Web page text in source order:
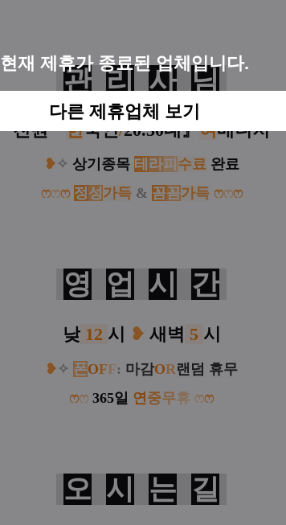
현재 제휴가 종료된 업체입니다.
다른 제휴업체 보기
관 리 사 님
전원『한국인/20.30대』여매니저
❥ ✧ 상기종목 테 라피 수료 완료
ෆෆෆ 정성가득 & 꼼꼼가득 ෆෆෆ
영 업 시 간
낮 12 시 ❥ 새벽 5 시
❥ ✧ 폰OFF: 마감OR랜덤 휴무
ෆෆ 365일 연 중무휴 ෆෆ
오 시 는 길